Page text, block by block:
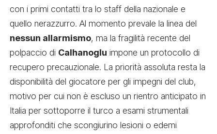
con i primi contatti tra lo staff della nazionale e
quello nerazzurro. Al momento prevale la linea del
nessun allarmismo, ma la fragilità recente del
polpaccio di Calhanoglu impone un protocollo di
recupero precauzionale. La priorità assoluta resta la
disponibilità del giocatore per gli impegni del club,
motivo per cui non è escluso un rientro anticipato in
Italia per sottoporre il turco a esami strumentali
approfonditi che scongiurino lesioni o edemi